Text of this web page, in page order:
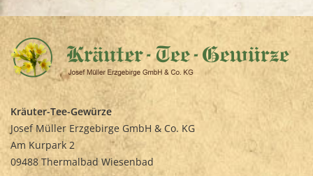
Kräuter-Tee-Gewürze
Josef Müller Erzgebirge GmbH & Co. KG
Am Kurpark 2
09488 Thermalbad Wiesenbad